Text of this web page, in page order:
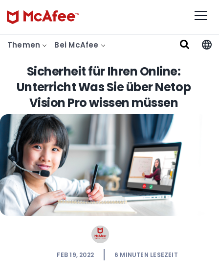
Themen Bei McAfee
Sicherheit für Ihren Online:
Unterricht Was Sie über Netop
Vision Pro wissen müssen
FEB 19, 2022 6 MINUTEN LESEZEIT